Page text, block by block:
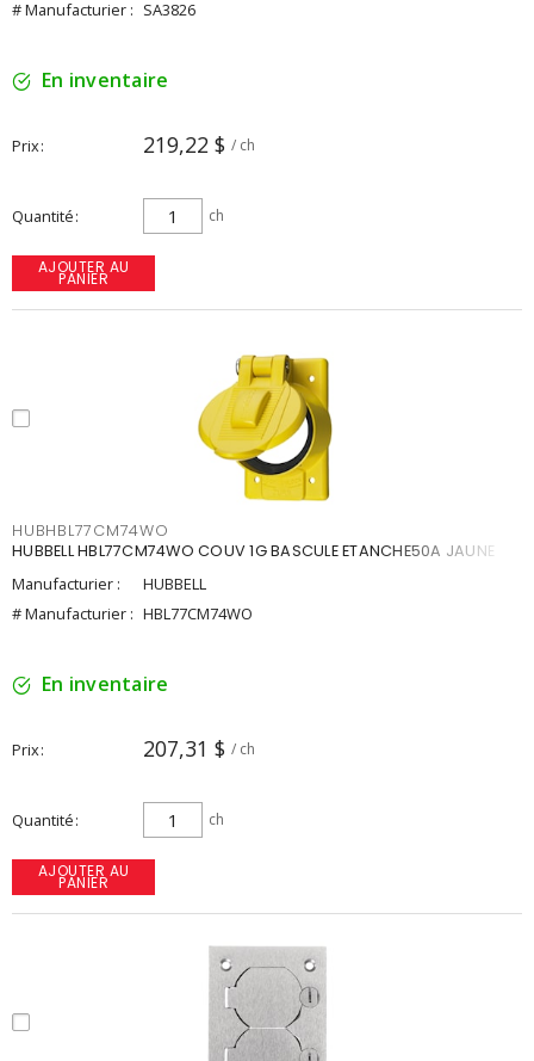
# Manufacturier : SA3826
En inventaire
Prix 219,22 $ / ch
Quantité ch
AJOUTER AU
PANIER
HUBHBL77CM74WO
HUBBELL HBL77CM74WO COUV 1G BASCULE ETANCHE50A JAUNE
Manufacturier :
HUBBELL
# Manufacturier : HBL77CM74WO
En inventaire
Prix 207,31 $ / ch
Quantité ch
AJOUTER AU
PANIER